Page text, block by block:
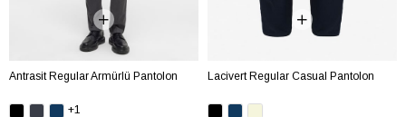
Antrasit Regular Armürlü Pantolon
+1
Lacivert Regular Casual Pantolon